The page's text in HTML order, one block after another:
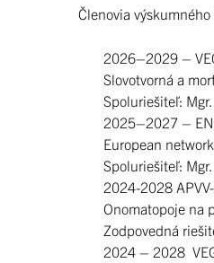
Členovia
2026–2029 –
Slovotvorná a
Spoluriešiteľ:
2025–2027 –
European
Spoluriešiteľ:
2024-2028
Onomatopoje na
Zodpovedná
2024 – 2028